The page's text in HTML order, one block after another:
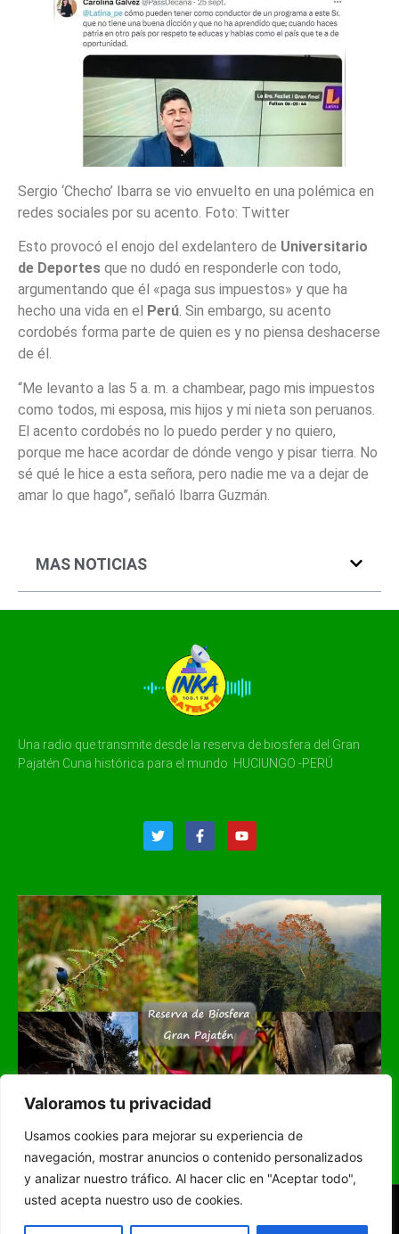
Valoramos tu privacidad
Usamos cookies para mejorar su experiencia de
navegación, mostrar anuncios o contenido personalizados
y analizar nuestro tráfico. Al hacer clic en "Aceptar todo",
usted acepta nuestro uso de cookies.
Sergio ‘Checho’ Ibarra se vio envuelto en una polémica en
redes sociales por su acento. Foto: Twitter
Esto provocó el enojo del exdelantero de Universitario
de Deportes que no dudó en responderle con todo,
argumentando que él «paga sus impuestos» y que ha
hecho una vida en el
Perú. Sin embargo, su acento
cordobés forma parte de quien es y no piensa deshacerse
de él.
“Me levanto a las 5 a. m. a chambear, pago mis impuestos
como todos, mi esposa, mis hijos y mi nieta son peruanos.
El acento cordobés no lo puedo perder y no quiero,
porque me hace acordar de dónde vengo y pisar tierra. No
sé qué le hice a esta señora, pero nadie me va a dejar de
amar lo que hago”, señaló Ibarra Guzmán.
MAS NOTICIAS
Una radio que transmite desde la reserva de biosfera del Gran
Pajatén Cuna histórica para el mundo HUCIUNGO -PERÚ
DESDE HUICUNGO